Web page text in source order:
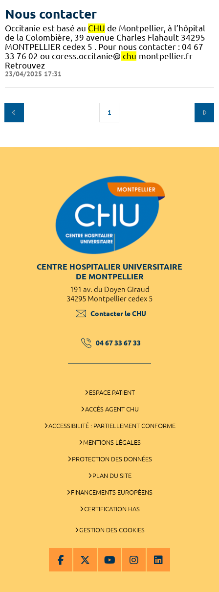
Nous contacter
Occitanie est basé au CHU de Montpellier, à l’hôpital
de la Colombière, 39 avenue Charles Flahault 34295
MONTPELLIER cedex 5 . Pour nous contacter : 04 67
33 76 02 ou coress.occitanie@ chu-montpellier.fr
Retrouvez
23/04/2025 17:31
1
CENTRE HOSPITALIER UNIVERSITAIRE
DE MONTPELLIER
191 av. du Doyen Giraud
34295 Montpellier cedex 5
Contacter le CHU
04 67 33 67 33
ESPACE PATIENT
ACCÈS AGENT CHU
ACCESSIBILITÉ : PARTIELLEMENT CONFORME
MENTIONS LÉGALES
PROTECTION DES DONNÉES
PLAN DU SITE
FINANCEMENTS EUROPÉENS
CERTIFICATION HAS
GESTION DES COOKIES